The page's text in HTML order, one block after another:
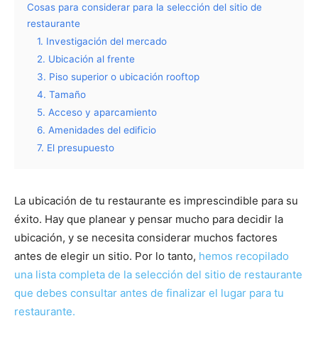
Cosas para considerar para la selección del sitio de
restaurante
1. Investigación del mercado
2. Ubicación al frente
3. Piso superior o ubicación rooftop
4. Tamaño
5. Acceso y aparcamiento
6. Amenidades del edificio
7. El presupuesto
La ubicación de tu restaurante es imprescindible para su
éxito. Hay que planear y pensar mucho para decidir la
ubicación, y se necesita considerar muchos factores
antes de elegir un sitio. Por lo tanto, hemos recopilado
una lista completa de la selección del sitio de restaurante
que debes consultar antes de finalizar el lugar para tu
restaurante.